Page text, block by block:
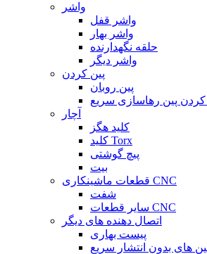
واشر
واشر قفل
واشر بهار
حلقه نگهدارنده
واشر دیگر
پین کردن
پین روبان
پین رهاسازی سریع
آچار
کلید هگز
کلید Torx
پیچ گوشتی
بیت
قطعات ماشینکاری CNC
شفت
سایر قطعات CNC
اتصال دهنده های دیگر
پیست بهاری
های بدون انتشار سریع